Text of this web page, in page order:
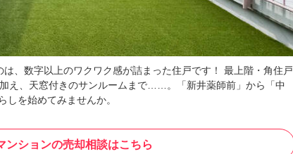
、数字以上のワクワク感が詰まった住戸です！ 最上階・角住戸
え、天窓付きのサンルームまで……。「新井薬師前」から「中
しを始めてみませんか。
ンションの売却相談はこちら